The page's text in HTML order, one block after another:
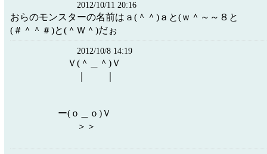
2012/10/11 20:16
おらのモンスターの名前はａ(＾＾)ａと(ｗ＾～～８と
(＃＾＾＃)と(＾Ｗ＾)だぉ
2012/10/8 14:19
Ｖ(＾＿＾)Ｖ
｜ ｜
ー(ｏ＿ｏ)Ｖ
＞＞